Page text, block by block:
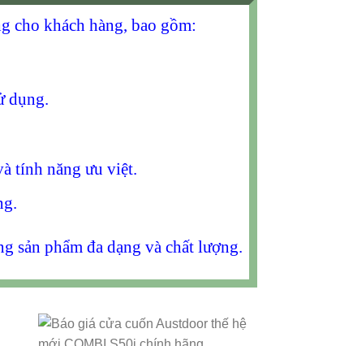
cho khách hàng, bao gồm:
dụng.
tính năng ưu việt.
sản phẩm đa dạng và chất lượng.